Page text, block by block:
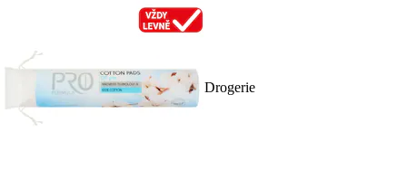
Drogerie